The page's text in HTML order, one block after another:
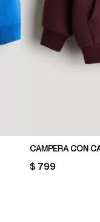
PRICE:
$ 799